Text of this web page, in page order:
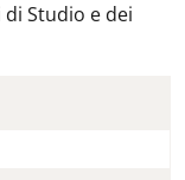
Studio e dei